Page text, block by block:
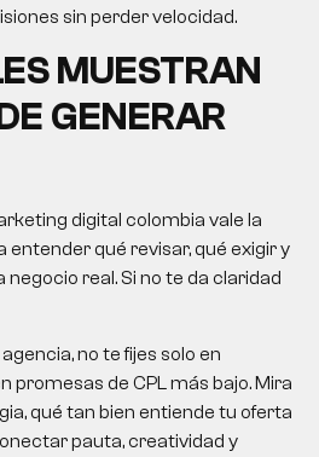
sin perder velocidad.
MUESTRAN
GENERAR
digital colombia vale la
entender qué revisar, qué exigir y
real. Si no te da claridad
no te fijes solo en
promesas de CPL más bajo. Mira
qué tan bien entiende tu oferta
pauta, creatividad y